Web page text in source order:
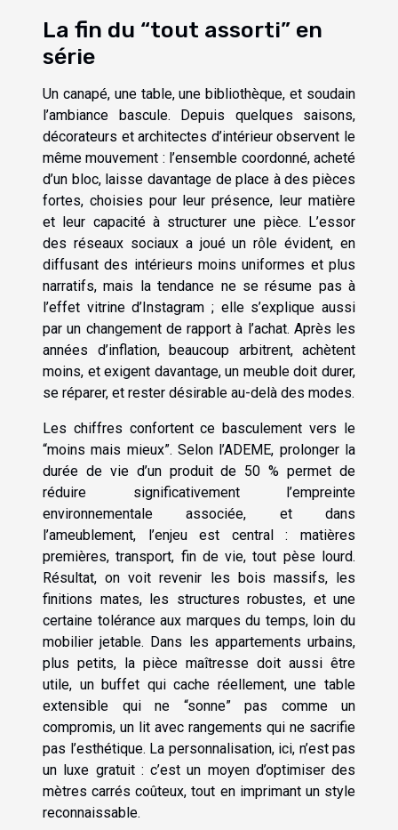
La fin du “tout assorti” en
série
Un canapé, une table, une bibliothèque, et soudain
l’ambiance bascule. Depuis quelques saisons,
décorateurs et architectes d’intérieur observent le
même mouvement : l’ensemble coordonné, acheté
d’un bloc, laisse davantage de place à des pièces
fortes, choisies pour leur présence, leur matière
et leur capacité à structurer une pièce. L’essor
des réseaux sociaux a joué un rôle évident, en
diffusant des intérieurs moins uniformes et plus
narratifs, mais la tendance ne se résume pas à
l’effet vitrine d’Instagram ; elle s’explique aussi
par un changement de rapport à l’achat. Après les
années d’inflation, beaucoup arbitrent, achètent
moins, et exigent davantage, un meuble doit durer,
se réparer, et rester désirable au-delà des modes.
Les chiffres confortent ce basculement vers le
“moins mais mieux”. Selon l’ADEME, prolonger la
durée de vie d’un produit de 50 % permet de
réduire significativement l’empreinte
environnementale associée, et dans
l’ameublement, l’enjeu est central : matières
premières, transport, fin de vie, tout pèse lourd.
Résultat, on voit revenir les bois massifs, les
finitions mates, les structures robustes, et une
certaine tolérance aux marques du temps, loin du
mobilier jetable. Dans les appartements urbains,
plus petits, la pièce maîtresse doit aussi être
utile, un buffet qui cache réellement, une table
extensible qui ne “sonne” pas comme un
compromis, un lit avec rangements qui ne sacrifie
pas l’esthétique. La personnalisation, ici, n’est pas
un luxe gratuit : c’est un moyen d’optimiser des
mètres carrés coûteux, tout en imprimant un style
reconnaissable.